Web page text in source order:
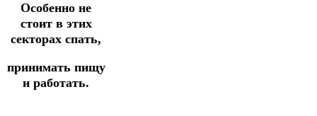
Особенно не
стоит в этих
секторах спать,
принимать пищу
и работать.